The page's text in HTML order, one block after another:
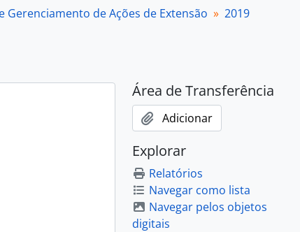
Gerenciamento de Ações de Extensão
2019
Área de Transferência
Adicionar
Explorar
Relatórios
Navegar como lista
Navegar pelos objetos
digitais